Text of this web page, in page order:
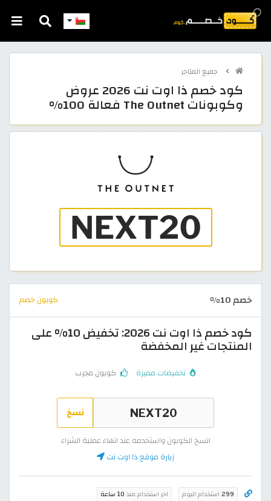
جميع المتاجر
كود خصم ذا اوت نت 2026 عروض
وكوبونات The Outnet فعالة 100%
خصم 10% كوبون خصم
كود خصم ذا اوت نت 2026: تخفيض 10% على
المنتجات غير المخفضة
تخفيضات مميزة كوبون مجرب
نسخ
انسخ الكوبون واستخدمه عند انهاء عملية الشراء
زيارة موقع ذا اوت نت
299 استخدام اليوم اخر استخدام منذ 10 ساعة